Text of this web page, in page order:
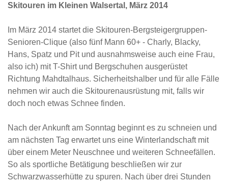
Skitouren im Kleinen Walsertal, März 2014
Im März 2014 startet die Skitouren-Bergsteigergruppen-
Senioren-Clique (also fünf Mann 60+ - Charly, Blacky,
Hans, Spatz und Pit und ausnahmsweise auch eine Frau,
also ich) mit T-Shirt und Bergschuhen ausgerüstet
Richtung Mahdtalhaus. Sicherheitshalber und für alle Fälle
nehmen wir auch die Skitourenausrüstung mit, falls wir
doch noch etwas Schnee finden.
Nach der Ankunft am Sonntag beginnt es zu schneien und
am nächsten Tag erwartet uns eine Winterlandschaft mit
über einem Meter Neuschnee und weiteren Schneefällen.
So als sportliche Betätigung beschließen wir zur
Schwarzwasserhütte zu spuren. Nach über drei Stunden